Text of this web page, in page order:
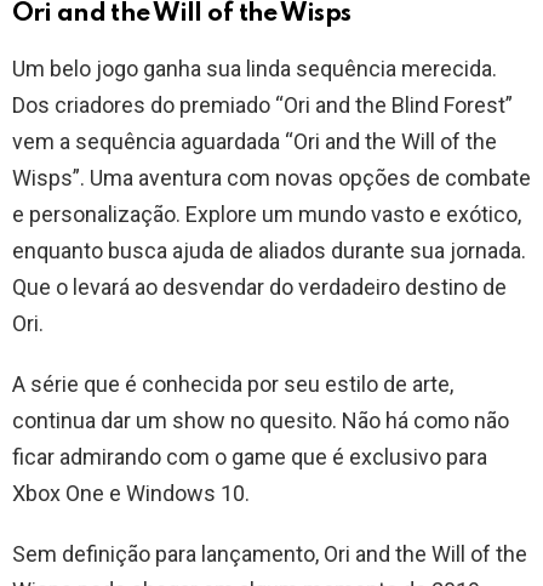
Ori and the Will of the Wisps
Um belo jogo ganha sua linda sequência merecida.
Dos criadores do premiado “Ori and the Blind Forest”
vem a sequência aguardada “Ori and the Will of the
Wisps”. Uma aventura com novas opções de combate
e personalização. Explore um mundo vasto e exótico,
enquanto busca ajuda de aliados durante sua jornada.
Que o levará ao desvendar do verdadeiro destino de
Ori.
A série que é conhecida por seu estilo de arte,
continua dar um show no quesito. Não há como não
ficar admirando com o game que é exclusivo para
Xbox One e Windows 10.
Sem definição para lançamento, Ori and the Will of the